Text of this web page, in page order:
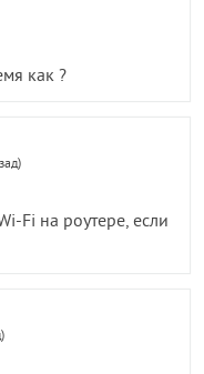
как ?
Fi на роутере, если